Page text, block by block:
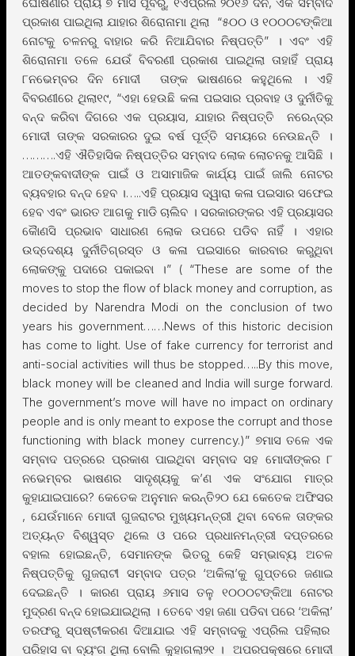
ପ୍ରକାଶ ପାଇଥିଲା ଯାହାର ଶିରୋନାମା ଥିଲା “୫୦୦ ଓ ୧୦୦୦ଟଙ୍କିଆ
ନୋଟକୁ ଚଳନରୁ ବାହାର କରି ନିଆଯିବାର ନିଷ୍ପତ୍ତି” । ଏବଂ ଏହି
ଶିରୋନାମା ତଳେ ଯେଉଁ ବିବରଣୀ ପ୍ରକାଶ ପାଇଥିଲା ତାହାହିଁ ପ୍ରାୟ
୮ନଭେମ୍ବର ଦିନ ମୋଦୀ ତାଙ୍କ ଭାଷଣରେ କହୁଥିଲେ । ଏହି
ବିବରଣୀରେ ଥିଲା୧୯, “ଏହା ହେଉଛି କଳା ପଇସାର ପ୍ରବାହ ଓ ଦୁର୍ନୀତିକୁ
ବନ୍ଦ କରିବା ଦିଗରେ ଏକ ପ୍ରୟାସ, ଯାହାର ନିଷ୍ପତ୍ତି ନରେନ୍ଦ୍ର
ମୋଦୀ ତାଙ୍କ ସରକାରର ଦୁଇ ବର୍ଷ ପୂର୍ତ୍ତି ସମୟରେ ନେଉଛନ୍ତି ।
……….ଏହି ଐତିହାସିକ ନିଷ୍ପତ୍ତିର ସମ୍ବାଦ ଲୋକ ଲୋଚନକୁ ଆସିଛି ।
ଆତଙ୍କବାଦୀଙ୍କ ପାଇଁ ଓ ଅସାମାଜିକ କାର୍ଯ୍ୟ ପାଇଁ ଜାଲି ନୋଟର
ବ୍ୟବହାର ବନ୍ଦ ହେବ ।…..ଏହି ପ୍ରୟାସ ଦ୍ୱାରା କଳା ପଇସାର ସଫେଇ
ହେବ ଏବଂ ଭାରତ ଆଗକୁ ମାଡି ଚାଲିବ । ସରକାରଙ୍କର ଏହି ପ୍ରୟାସର
କୈାଣସି ପ୍ରଭାବ ସାଧାରଣ ଲୋକ ଉପରେ ପଡିବ ନାହିଁ । ଏହାର
ଉଦ୍ଦେଶ୍ୟ ଦୁର୍ନୀତିଗ୍ରସ୍ତ ଓ କଳା ପଇସାରେ କାରବାର କରୁଥିବା
ଲୋକଙ୍କୁ ପଦାରେ ପକାଇବା ।” ( “These are some of the
moves to stop the flow of black money and corruption, as
decided by Narendra Modi on the conclusion of two
years his government……News of this historic decision
has come to light. Use of fake currency for terrorist and
anti-social activities will thus be stopped…..By this move,
black money will be cleaned and India will surge forward.
The government’s move will have no impact on ordinary
people and is only meant to expose the corrupt and those
functioning with black money currency.)” ୭ମାସ ତଳେ ଏକ
ସମ୍ବାଦ ପତ୍ରରେ ପ୍ରକାଶ ପାଇଥିବା ସମ୍ବାଦ ସହ ମୋଦୀଙ୍କର ୮
ନଭେମ୍ବର ଭାଷଣର ସାଦୃଶ୍ୟକୁ କ’ଣ ଏକ ସଂଯୋଗ ମାତ୍ର
କୁହାଯାଇପାରେ? କେତେକ ଅନୁମାନ କରନ୍ତି୨୦ ଯେ କେତେକ ଅଫିସର
, ଯେଉଁମାନେ ମୋଦୀ ଗୁଜରାଟର ମୁଖ୍ୟମନ୍ତ୍ରୀ ଥିବା ବେଳେ ତାଙ୍କର
ଅତ୍ୟନ୍ତ ବିଶ୍ୱସ୍ତ ଥିଲେ ଓ ପରେ ପ୍ରଧାନମନ୍ତ୍ରୀ ଦପ୍ତରରେ
ବହାଲ ହୋଇଛନ୍ତି, ସେମାନଙ୍କ ଭିତରୁ କେହି ସମ୍ଭାବ୍ୟ ଅଚଳ
ନିଷ୍ପତ୍ତିକୁ ଗୁଜରାଟୀ ସମ୍ବାଦ ପତ୍ର ‘ଅକିଲା’କୁ ଗୁପ୍ତରେ ଜଣାଇ
ଦେଇଛନ୍ତି । କାରଣ ପ୍ରାୟ ୬ମାସ ତଳୁ ୧୦୦୦ଟଙ୍କିଆ ନୋଟର
ମୁଦ୍ରଣ ବନ୍ଦ ହୋଇଯାଇଥିଲା । ତେବେ ଏହା ଜଣା ପଡିବା ପରେ ‘ଅକିଲା’
ତରଫରୁ ସ୍ପଷ୍ଟୀକରଣ ଦିଆଯାଇ ଏହି ସମ୍ବାଦକୁ ଏପ୍ରିଲ ପହିଲାର
ପରିହାସ ବା ବ୍ୟଂଗ ଥିଲା ବୋଲି କୁହାଗଲା୨୧ । ଅପରପକ୍ଷରେ ମୋଦୀ